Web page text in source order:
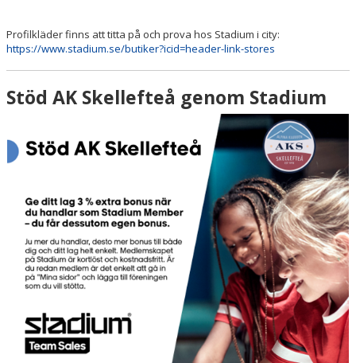
Profilkläder finns att titta på och prova hos Stadium i city:
https://www.stadium.se/butiker?icid=header-link-stores
Stöd AK Skellefteå genom Stadium